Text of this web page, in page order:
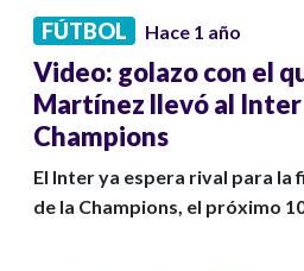
FÚTBOL Hace 1 año
Video: golazo con el
Martínez llevó al Inter
Champions
El Inter ya espera rival para la
de la Champions, el próximo